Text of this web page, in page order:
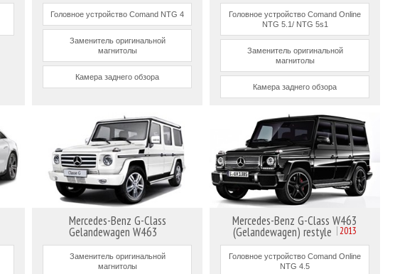
Головное устройство Comand NTG 4
Заменитель оригинальной
магнитолы
Камера заднего обзора
Головное устройство Comand Online
NTG 5.1/ NTG 5s1
Заменитель оригинальной
магнитолы
Камера заднего обзора
Mercedes-Benz G-Class
Gelandewagen W463
Заменитель оригинальной
магнитолы
Mercedes-Benz G-Class W463
(Gelandewagen) restyle 2013
Головное устройство Comand Online
NTG 4.5